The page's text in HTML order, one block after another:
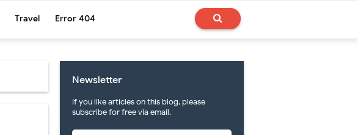
Travel Error 404
Newsletter
If you like articles on this blog, please
subscribe for free via email.